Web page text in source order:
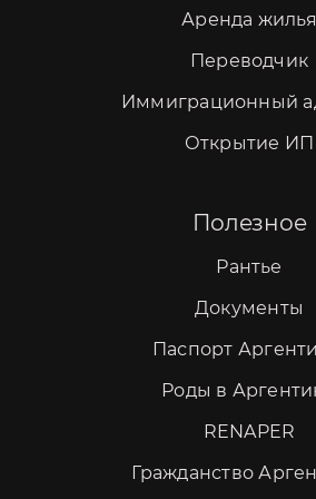
Аренда жилья
Переводчик
Иммиграционный
Открытие ИП
Полезное
Рантье
Документы
Паспорт
Роды в
RENAPER
Гражданство